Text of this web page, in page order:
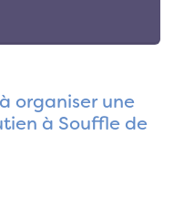
organiser une
à Souffle de